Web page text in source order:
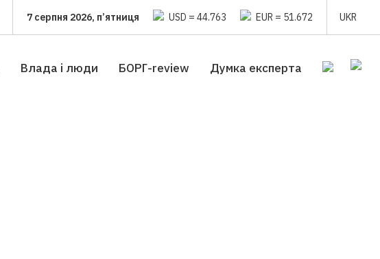
7 серпня 2026, п’ятниця USD = 44.763 EUR = 51.672 UKR
Влада i люди БОРГ-review Думка експерта